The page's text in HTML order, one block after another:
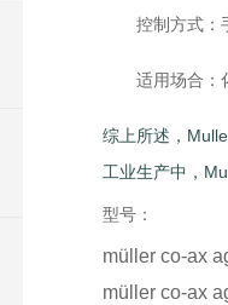
控制方式：
适用场合：
综上所述，
工业生产中，
型号：
müller co-ax
müller co-ax